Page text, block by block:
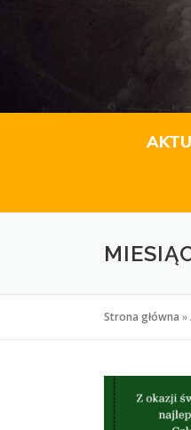
Strona główna »